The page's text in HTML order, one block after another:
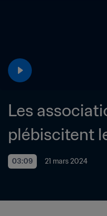
Les
plébiscitent
03:09 21 mars 2024